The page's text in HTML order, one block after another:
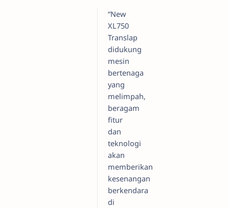
“New
XL750
Translap
didukung
mesin
bertenaga
yang
melimpah,
beragam
fitur
dan
teknologi
akan
memberikan
kesenangan
berkendara
di